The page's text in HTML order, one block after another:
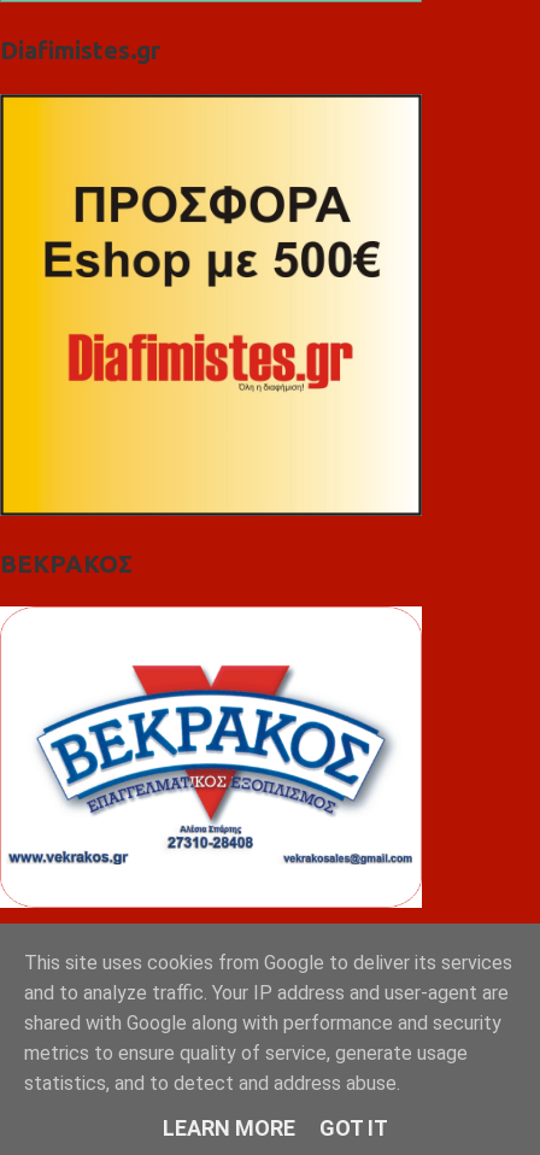
Diafimistes.gr
ΒΕΚΡΑΚΟΣ
ΦΟΥΝΤΑΣ
This site uses cookies from Google to deliver its services
and to analyze traffic. Your IP address and user-agent are
shared with Google along with performance and security
metrics to ensure quality of service, generate usage
statistics, and to detect and address abuse.
LEARN MORE GOT IT